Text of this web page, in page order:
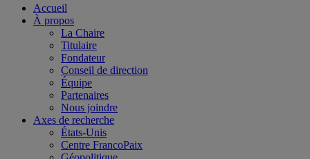
Accueil
À propos
La Chaire
Titulaire
Fondateur
Conseil de direction
Équipe
Partenaires
Nous joindre
Axes de recherche
États-Unis
Centre FrancoPaix